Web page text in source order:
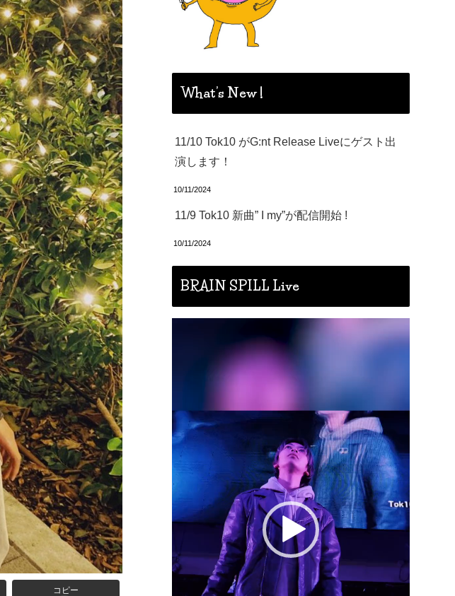
コピー
What’s New !
11/10 Tok10 がG:nt Release Liveにゲスト出
演します！
10/11/2024
11/9 Tok10 新曲” I my”が配信開始 !
10/11/2024
BRAIN SPILL Live
ー